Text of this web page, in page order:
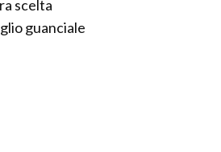
scelta
guanciale